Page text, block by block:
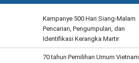
Kampanye 500 Hari Siang-Malam
Pencarian, Pengumpulan, dan
Identifikasi Kerangka Martir
70 tahun Pemilihan Umum Vietnam